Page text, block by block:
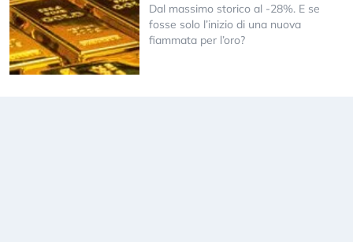
Dal massimo storico al -28%. E se
fosse solo l’inizio di una nuova
fiammata per l’oro?